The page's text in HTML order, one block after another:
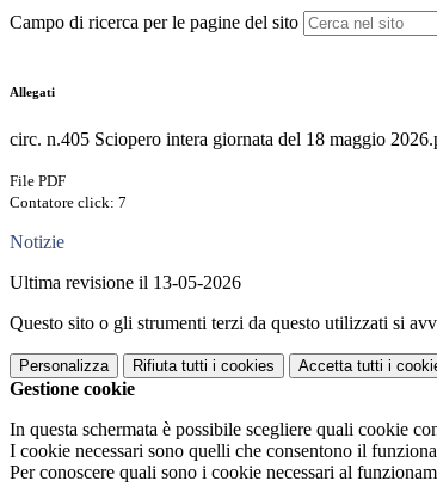
Campo di ricerca per le pagine del sito
Allegati
circ. n.405 Sciopero intera giornata del 18 maggio
File PDF
Contatore click: 7
Notizie
Ultima revisione il 13-05-2026
Questo sito o gli strumenti terzi da questo utilizzati si
Personalizza Rifiuta tutti i cookies Accetta tutti i
Gestione cookie
In questa schermata è possibile scegliere quali cookie
I cookie necessari sono quelli che consentono il
Per conoscere quali sono i cookie necessari al